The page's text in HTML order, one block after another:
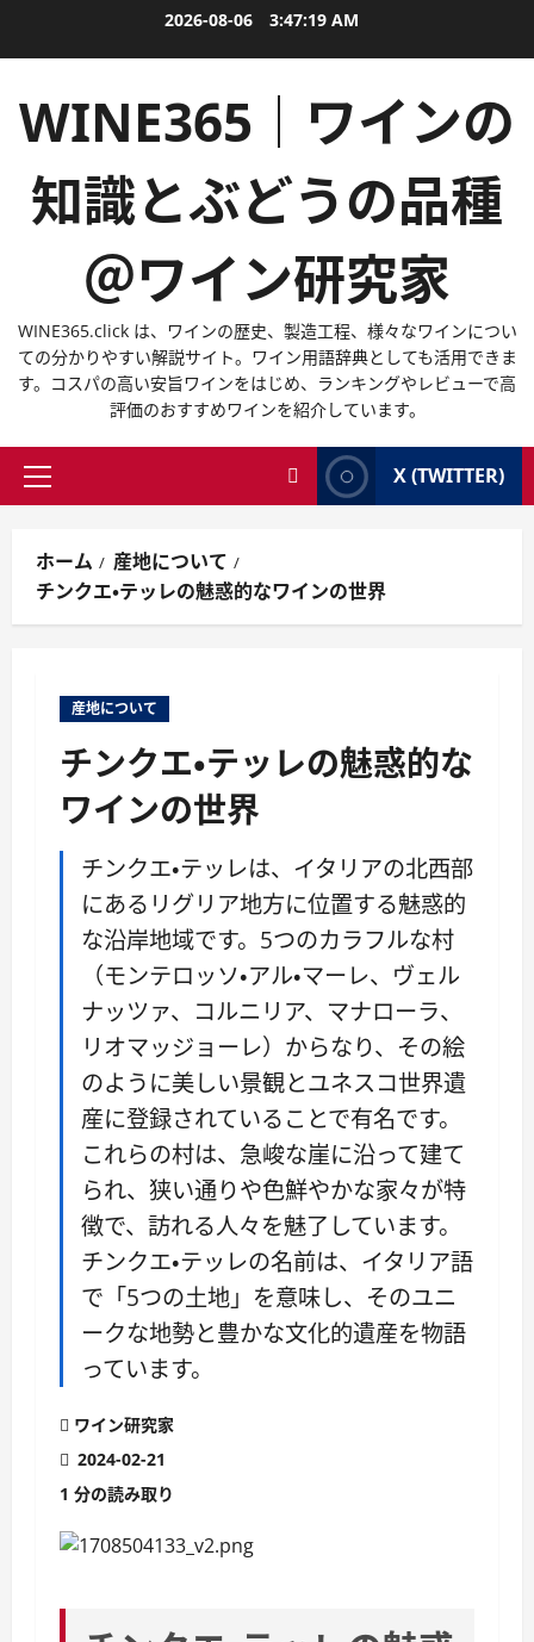
2026-08-06 3:47:19 AM
WINE365｜ワインの
知識とぶどうの品種
＠ワイン研究家
WINE365.click は、ワインの歴史、製造工程、様々なワインについ
ての分かりやすい解説サイト。ワイン用語辞典としても活用できま
す。コスパの高い安旨ワインをはじめ、ランキングやレビューで高
評価のおすすめワインを紹介しています。
メ
メ
ニ
ュ
X (TWITTER)
ホーム
産地について
チンクエ・テッレの魅惑的なワインの世界
産地について
チンクエ・テッレの魅惑的な
ワインの世界
チンクエ・テッレは、イタリアの北西部
にあるリグリア地方に位置する魅惑的
な沿岸地域です。5つのカラフルな村
（モンテロッソ・アル・マーレ、ヴェル
ナッツァ、コルニリア、マナローラ、
リオマッジョーレ）からなり、その絵
のように美しい景観とユネスコ世界遺
産に登録されていることで有名です。
これらの村は、急峻な崖に沿って建て
られ、狭い通りや色鮮やかな家々が特
徴で、訪れる人々を魅了しています。
チンクエ・テッレの名前は、イタリア語
で「5つの土地」を意味し、そのユニ
ークな地勢と豊かな文化的遺産を物語
っています。
ワイン研究家
2024-02-21
1 分の読み取り